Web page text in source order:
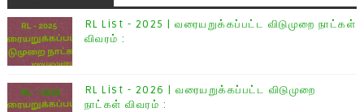
RL List - 2025 | வரையறுக்கப்பட்ட விடுமுறை நாட்கள்
விவரம் :
RL List - 2026 | வரையறுக்கப்பட்ட விடுமுறை
நாட்கள் விவரம் :